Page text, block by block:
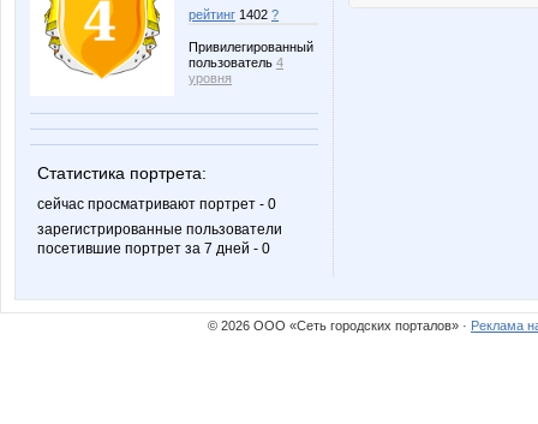
рейтинг 1402 ?
Привилегированный
пользователь 4
уровня
Статистика портрета:
сейчас просматривают портрет - 0
зарегистрированные пользователи
посетившие портрет за 7 дней - 0
© 2026 ООО «Сеть городских порталов» · Реклама